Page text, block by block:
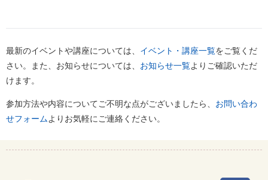
最新のイベントや講座については、 イベント・講座一覧をご覧くだ
さい。また、お知らせについては、 お知らせ一覧よりご確認いただ
けます。
参加方法や内容についてご不明な点がございましたら、 お問い合わ
せフォームよりお気軽にご連絡ください。